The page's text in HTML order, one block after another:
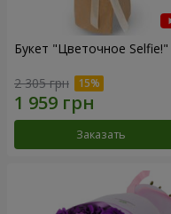
Букет "Цветочное Selfie!"
2 305 грн
Заказать